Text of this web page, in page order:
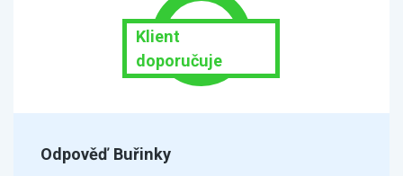
Klient
doporučuje
Odpověď Buřinky